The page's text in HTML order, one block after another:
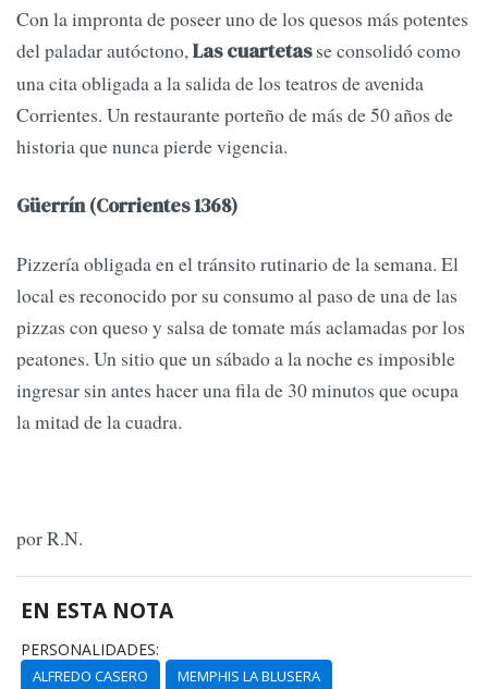
Con la impronta de poseer uno de los quesos más potentes
del paladar autóctono,Las cuartetasse consolidó como
una cita obligada a la salida de los teatros de avenida
Corrientes. Un restaurante porteño de más de 50 años de
historia que nunca pierde vigencia.
Güerrín (Corrientes 1368)
Pizzería obligada en el tránsito rutinario de la semana. El
local es reconocido por su consumo al paso de una de las
pizzas con queso y salsa de tomate más aclamadas por los
peatones. Un sitio que un sábado a la noche es imposible
ingresar sin antes hacer una fila de 30 minutos que ocupa
la mitad de la cuadra.
por R.N.
EN ESTA NOTA
PERSONALIDADES:
ALFREDO CASERO MEMPHIS LA BLUSERA